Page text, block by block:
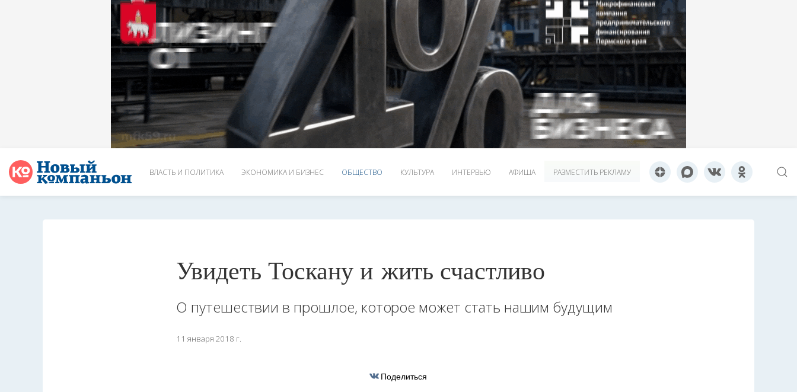
ВЛАСТЬ И ПОЛИТИКА ЭКОНОМИКА И БИЗНЕС ОБЩЕСТВО КУЛЬТУРА ИНТЕРВЬЮ АФИША РАЗМЕСТИТЬ РЕКЛАМУ
Увидеть Тоскану и жить счастливо
О путешествии в прошлое, которое может стать нашим будущим
11 января 2018 г.
Поделиться